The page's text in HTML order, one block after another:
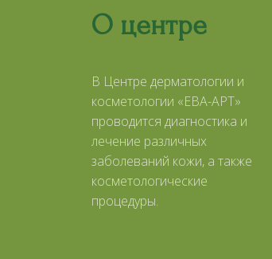
О центре
В Центре дерматологии и
косметологии «ЕВА-АРТ»
проводится диагностика и
лечение различных
заболеваний кожи, а также
косметологические
процедуры.